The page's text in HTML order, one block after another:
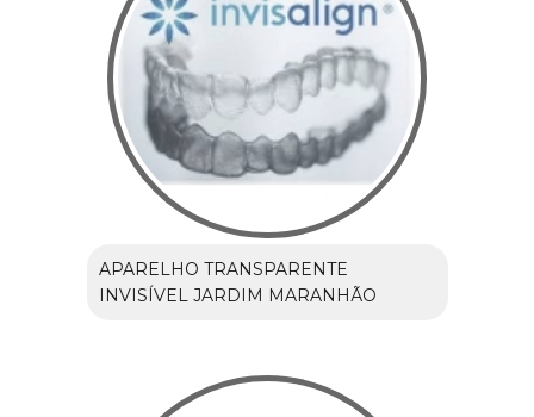
APARELHO TRANSPARENTE
INVISÍVEL JARDIM MARANHÃO